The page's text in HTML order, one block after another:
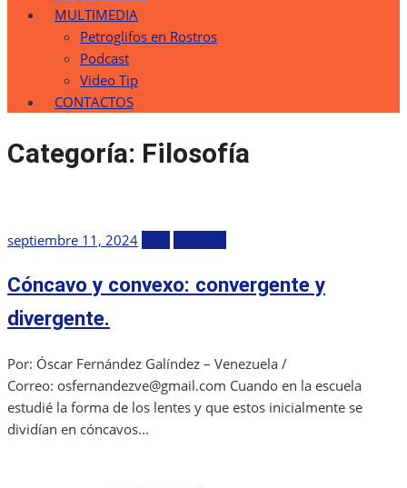
MULTIMEDIA
Petroglifos en Rostros
Podcast
Video Tip
CONTACTOS
Categoría: Filosofía
Publicada
septiembre 11, 2024
Cóncavo y convexo: convergente y
divergente.
Por: Óscar Fernández Galíndez – Venezuela /
Correo: osfernandezve@gmail.com Cuando en la escuela
estudié la forma de los lentes y que estos inicialmente se
dividían en cóncavos...